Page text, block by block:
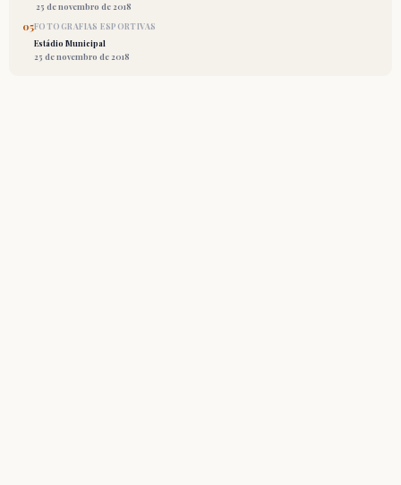
25 de novembro de 2018
05FOTOGRAFIAS ESPORTIVAS
Estádio Municipal
25 de novembro de 2018